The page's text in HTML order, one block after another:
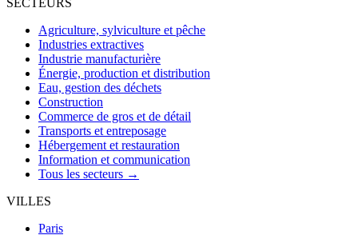
Agriculture, sylviculture et pêche
Industries extractives
Industrie manufacturière
Énergie, production et distribution
Eau, gestion des déchets
Construction
Commerce de gros et de détail
Transports et entreposage
Hébergement et restauration
Information et communication
Tous les secteurs →
VILLES
Paris